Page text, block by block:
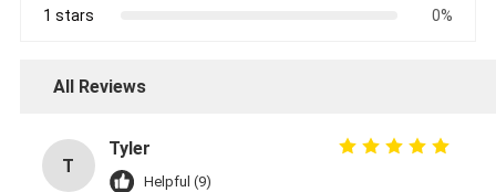
1 stars
0%
All Reviews
T
Tyler
Helpful (9)